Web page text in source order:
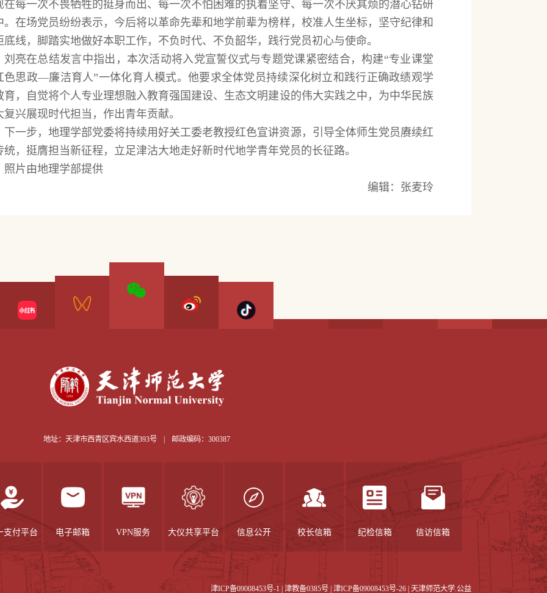
在每一次不畏牺牲的挺身而出、每一次不怕困难的执着坚守、每一次不厌其烦的潜心钻研
。在场党员纷纷表示，今后将以革命先辈和地学前辈为榜样，校准人生坐标，坚守纪律和
底线，脚踏实地做好本职工作，不负时代、不负韶华，践行党员初心与使命。
刘亮在总结发言中指出，本次活动将入党宣誓仪式与专题党课紧密结合，构建“专业课堂
思政—廉洁育人”一体化育人模式。他要求全体党员持续深化树立和践行正确政绩观学
育，自觉将个人专业理想融入教育强国建设、生态文明建设的伟大实践之中，为中华民族
复兴展现时代担当，作出青年贡献。
下一步，地理学部党委将持续用好关工委老教授红色宣讲资源，引导全体师生党员赓续红
统，挺膺担当新征程，立足津沽大地走好新时代地学青年党员的长征路。
照片由地理学部提供
编辑：张麦玲
地址：天津市西青区宾水西道393号 | 邮政编码：300387
支付平台 电子邮箱 VPN服务 大仪共享平台 信息公开 校长信箱 纪检信箱 信访信箱
津ICP备09008453号-1 | 津教备0385号 | 津ICP备09008453号-26 | 天津师范大学.公益